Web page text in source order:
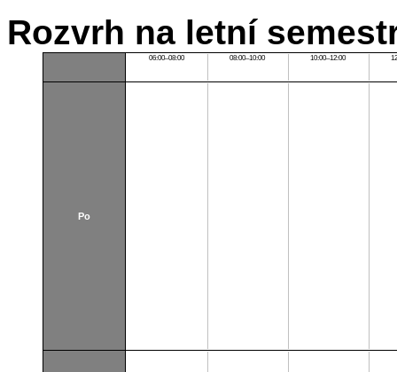
Rozvrh na letní
06:00–08:00 08:00–10:00 10:00–12:00
Po